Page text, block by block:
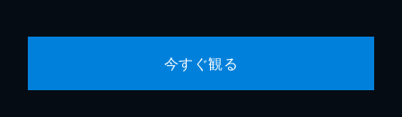
今すぐ観る